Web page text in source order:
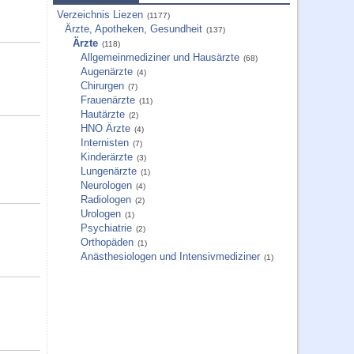
Verzeichnis Liezen (1177)
Ärzte, Apotheken, Gesundheit (137)
Ärzte (118)
Allgemeinmediziner und Hausärzte (68)
Augenärzte (4)
Chirurgen (7)
Frauenärzte (11)
Hautärzte (2)
HNO Ärzte (4)
Internisten (7)
Kinderärzte (3)
Lungenärzte (1)
Neurologen (4)
Radiologen (2)
Urologen (1)
Psychiatrie (2)
Orthopäden (1)
Anästhesiologen und Intensivmediziner (1)